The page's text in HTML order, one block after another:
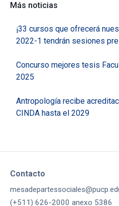
Más noticias
¡33 cursos que ofrecerá
2022-1 tendrán sesiones
Concurso mejores tesis
2025
Antropología recibe
CINDA hasta el 2029
Contacto
(+511) 626-2000 anexo 5386